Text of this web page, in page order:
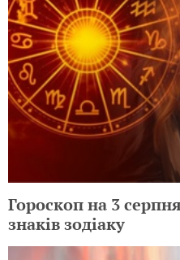
Гороскоп на 3
знаків зодіаку